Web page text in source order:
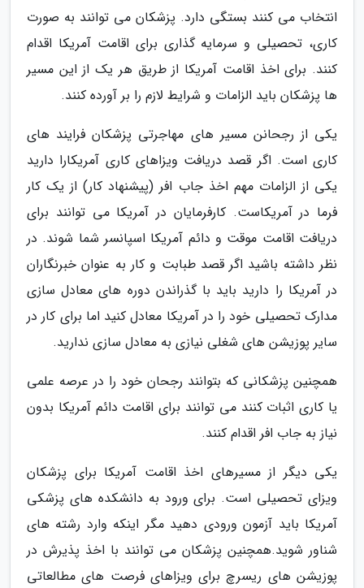
انتخاب می کنند بستگی دارد. پزشکان می توانند به صورت
کاری، تحصیلی و سرمایه گذاری برای اقامت آمریکا اقدام
کنند. برای اخذ اقامت آمریکا از طریق هر یک از این مسیر
ها پزشکان باید الزامات و شرایط لازم را بر آورده کنند.
یکی از رجحانن مسیر های مهاجرتی پزشکان فرایند های
کاری است. اگر قصد دریافت ویزاهای کاری آمریکارا دارید
یکی از الزامات مهم اخذ جاب افر (پیشنهاد کار) از یک کار
فرما در آمریکاست. کارفرمایان در آمریکا می توانند برای
دریافت اقامت موقت و دائم آمریکا اسپانسر شما شوند. در
نظر داشته باشید اگر قصد طبابت و کار به عنوان خبرنگاران
در آمریکا را دارید باید با گذراندن دوره های معادل سازی
مدارک تحصیلی خود را در آمریکا معادل کنید اما برای کار در
سایر پوزیشن های شغلی نیازی به معادل سازی ندارید.
همچنین پزشکانی که بتوانند رجحان خود را در عرصه علمی
یا کاری اثبات کنند می توانند برای اقامت دائم آمریکا بدون
نیاز به جاب افر اقدام کنند.
یکی دیگر از مسیرهای اخذ اقامت آمریکا برای پزشکان
ویزای تحصیلی است. برای ورود به دانشکده های پزشکی
آمریکا باید آزمون ورودی دهید مگر اینکه وارد رشته های
شناور شوید.همچنین پزشکان می توانند با اخذ پذیرش در
پوزیشن های ریسرچ برای ویزاهای فرصت های مطالعاتی